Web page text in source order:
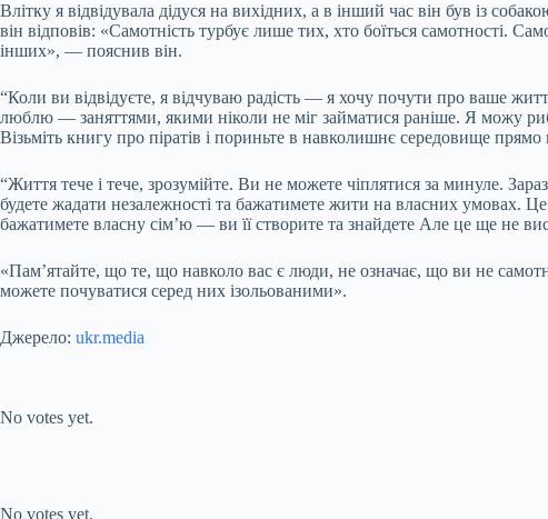
Влітку я відвідувала дідуся на вихідних, а в інший час він був із
він відповів: «Самотність турбує лише тих, хто боїться самотності.
інших», — пояснив він.
“Коли ви відвідуєте, я відчуваю радість — я хочу почути про ваше
люблю — заняттями, якими ніколи не міг займатися раніше. Я можу
Візьміть книгу про піратів і пориньте в навколишнє середовище прямо
“Життя тече і тече, зрозумійте. Ви не можете чіплятися за минуле.
будете жадати незалежності та бажатимете жити на власних умовах.
бажатимете власну сім’ю — ви її створите та знайдете Але це ще не
«Пам’ятайте, що те, що навколо вас є люди, не означає, що ви не
можете почуватися серед них ізольованими».
Джерело: ukr.media
No votes yet.
No votes yet.